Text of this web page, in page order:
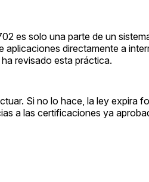
es solo una parte de un
directamente a
revisado esta práctica.
Si no lo hace, la ley expira
a las certificaciones ya